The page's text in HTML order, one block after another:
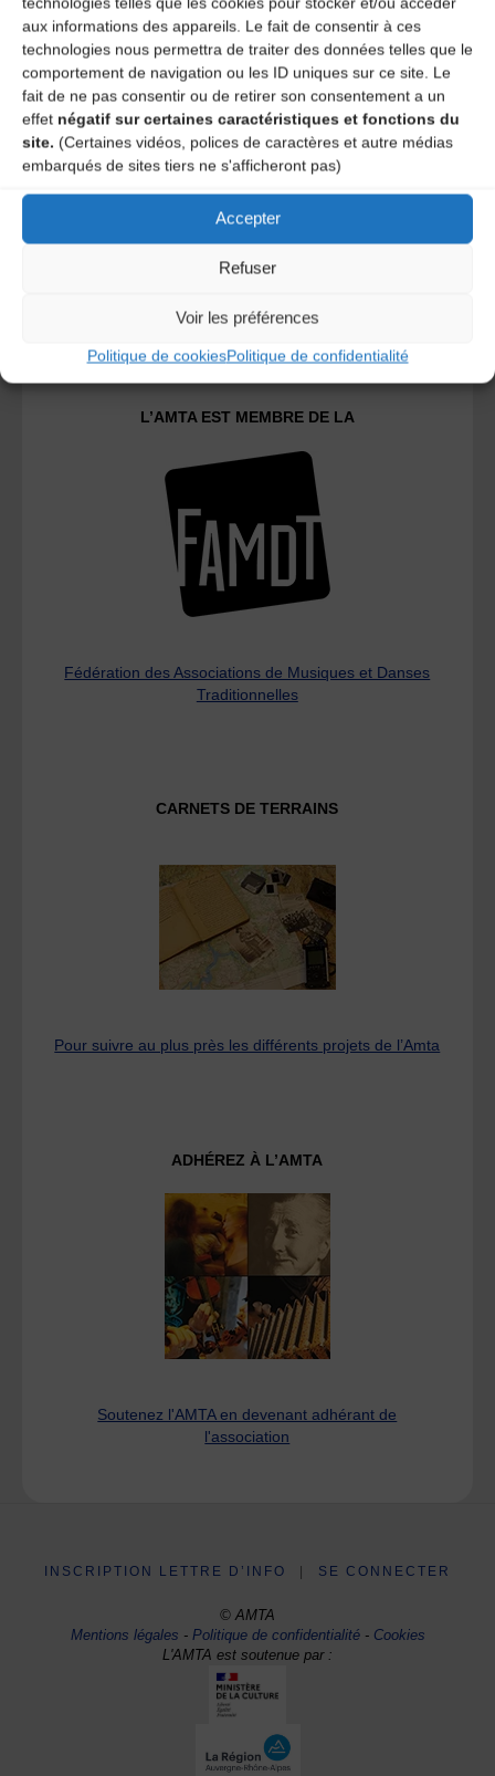
aux informations des appareils. Le fait de consentir à ces
technologies nous permettra de traiter des données telles que le
comportement de navigation ou les ID uniques sur ce site. Le
fait de ne pas consentir ou de retirer son consentement a un
effet négatif sur certaines caractéristiques et fonctions du
site. (Certaines vidéos, polices de caractères et autre médias
embarqués de sites tiers ne s'afficheront pas)
Accepter
Refuser
Voir les préférences
Politique de cookiesPolitique de confidentialité
A DECOUVRIR :
L’AMTA EST MEMBRE DE LA
Fédération des Associations de Musiques et Danses
Traditionnelles
CARNETS DE TERRAINS
Pour suivre au plus près les différents projets de l’Amta
ADHÉREZ À L’AMTA
Soutenez l'AMTA en devenant adhérant de
l'association
INSCRIPTION LETTRE D’INFO SE CONNECTER
© AMTA
Mentions légales -Politique de confidentialité- Cookies
L'AMTA est soutenue par :